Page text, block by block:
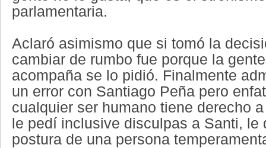
parlamentaria.
Aclaró asimismo que si tomó la
cambiar de rumbo fue porque la
acompaña se lo pidió. Finalmente
un error con Santiago Peña pero
cualquier ser humano tiene derecho
le pedí inclusive disculpas a Santi, le
postura de una persona